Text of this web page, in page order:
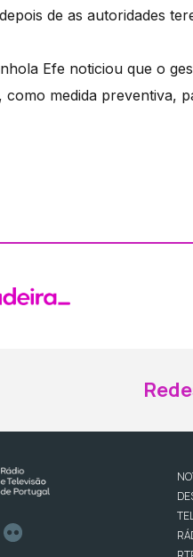
de as autoridades
Efe noticiou que o
como medida preventiva,